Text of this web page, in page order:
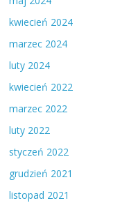
kwiecień 2024
marzec 2024
luty 2024
kwiecień 2022
marzec 2022
luty 2022
styczeń 2022
grudzień 2021
listopad 2021